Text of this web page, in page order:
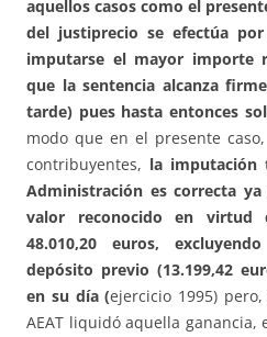
aquellos casos como el
del justiprecio se efectúa
imputarse el mayor importe
que la sentencia alcanza
tarde) pues hasta entonces
modo que en el presente
contribuyentes, la imputación
Administración es correcta
valor reconocido en virtud
48.010,20 euros,
depósito previo (13.199,42
en su día (ejercicio 1995)
AEAT liquidó aquella